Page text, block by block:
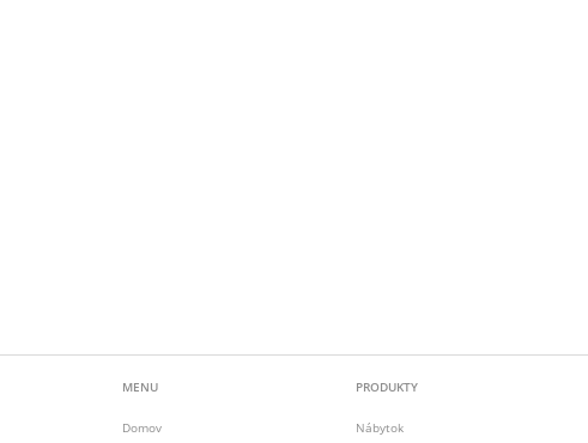
MENU
Domov
PRODUKTY
Nábytok